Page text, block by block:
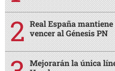
Real España
vencer al Génesis PN
Mejorarán la única